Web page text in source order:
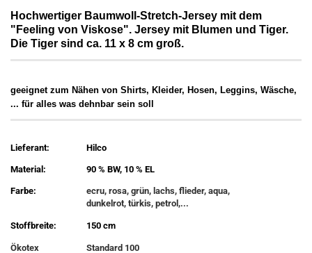
Hochwertiger Baumwoll-Stretch-Jersey mit dem
"Feeling von Viskose". Jersey mit Blumen und Tiger.
Die Tiger sind ca. 11 x 8 cm groß.
geeignet zum Nähen von Shirts, Kleider, Hosen, Leggins, Wäsche,
... für alles was dehnbar sein soll
Lieferant: Hilco
Material: 90 % BW, 10 % EL
Farbe:
ecru, rosa, grün, lachs, flieder, aqua,
dunkelrot, türkis, petrol,...
Stoffbreite: 150 cm
Ökotex
Standard 100